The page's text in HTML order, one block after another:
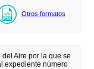
Otros formatos
Aire por la que se
expediente número